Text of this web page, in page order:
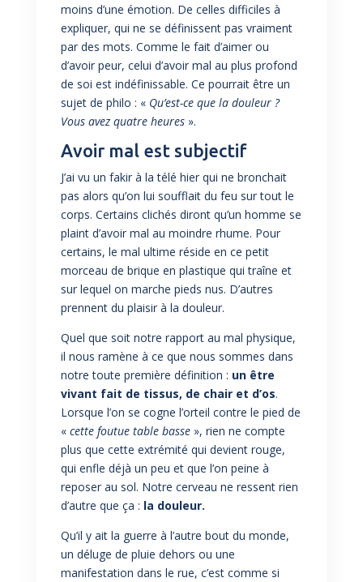
moins d’une émotion. De celles difficiles à
expliquer, qui ne se définissent pas vraiment
par des mots. Comme le fait d’aimer ou
d’avoir peur, celui d’avoir mal au plus profond
de soi est indéfinissable. Ce pourrait être un
sujet de philo : « Qu’est-ce que la douleur ?
Vous avez quatre heures ».
Avoir mal est subjectif
J’ai vu un fakir à la télé hier qui ne bronchait
pas alors qu’on lui soufflait du feu sur tout le
corps. Certains clichés diront qu’un homme se
plaint d’avoir mal au moindre rhume. Pour
certains, le mal ultime réside en ce petit
morceau de brique en plastique qui traîne et
sur lequel on marche pieds nus. D’autres
prennent du plaisir à la douleur.
Quel que soit notre rapport au mal physique,
il nous ramène à ce que nous sommes dans
notre toute première définition : un être
vivant fait de tissus, de chair et d’os.
Lorsque l’on se cogne l’orteil contre le pied de
« cette foutue table basse», rien ne compte
plus que cette extrémité qui devient rouge,
qui enfle déjà un peu et que l’on peine à
reposer au sol. Notre cerveau ne ressent rien
d’autre que ça : la douleur.
Qu’il y ait la guerre à l’autre bout du monde,
un déluge de pluie dehors ou une
manifestation dans le rue, c’est comme si